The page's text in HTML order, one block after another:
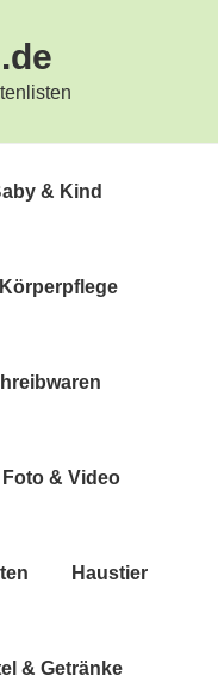
& Kind
Foto & Video
Haus­tier
& Getränke